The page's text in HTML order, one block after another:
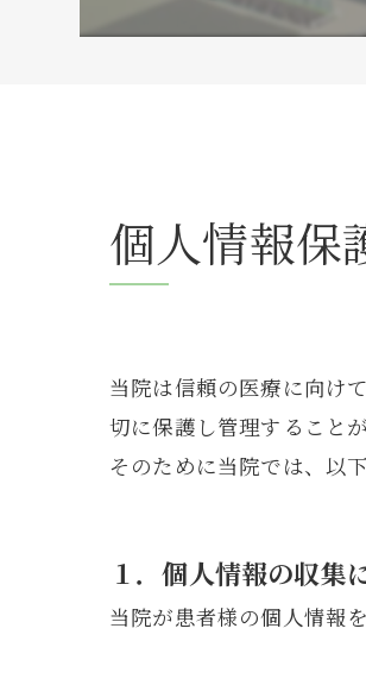
個人情報保
当院は信頼の医療に向け
切に保護し管理すること
そのために当院では、以
１．個人情報の収集
当院が患者様の個人情報